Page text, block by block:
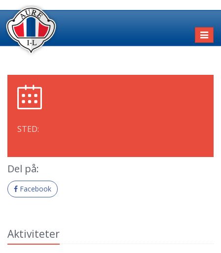
STED:
Del på:
Facebook
Aktiviteter